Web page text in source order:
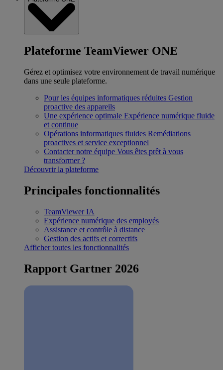
Plateforme TeamViewer ONE
Gérez et optimisez votre environnement de travail numérique
dans une seule plateforme.
Pour les équipes informatiques réduites Gestion
proactive des appareils
Une expérience optimale Expérience numérique fluide
et continue
Opérations informatiques fluides Remédiations
proactives et service exceptionnel
Contacter notre équipe Vous êtes prêt à vous
transformer ?
Découvrir la plateforme
Principales fonctionnalités
TeamViewer IA
Expérience numérique des employés
Assistance et contrôle à distance
Gestion des actifs et correctifs
Afficher toutes les fonctionnalités
Rapport Gartner 2026